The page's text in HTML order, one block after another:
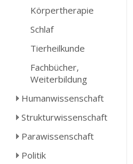
Körpertherapie
Schlaf
Tierheilkunde
Fachbücher,
Weiterbildung
Humanwissenschaft
Strukturwissenschaft
Parawissenschaft
Politik